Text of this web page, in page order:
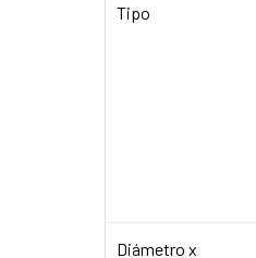
Tipo
Diámetro x